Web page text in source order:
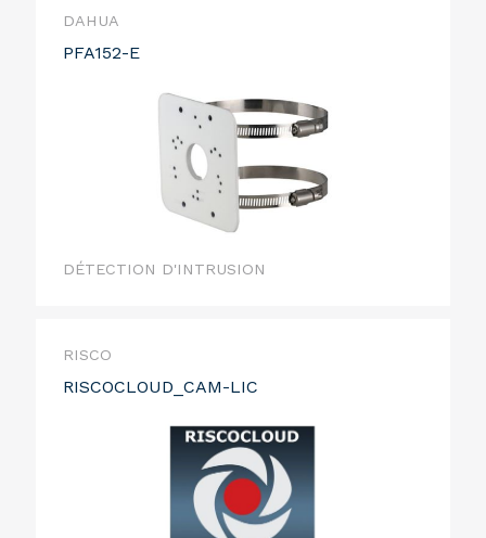
DAHUA
PFA152-E
DÉTECTION D'INTRUSION
RISCO
RISCOCLOUD_CAM-LIC